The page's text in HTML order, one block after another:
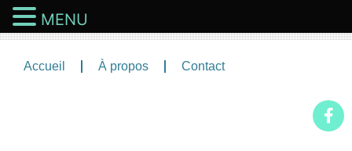
Accueil À propos Contact
MENU